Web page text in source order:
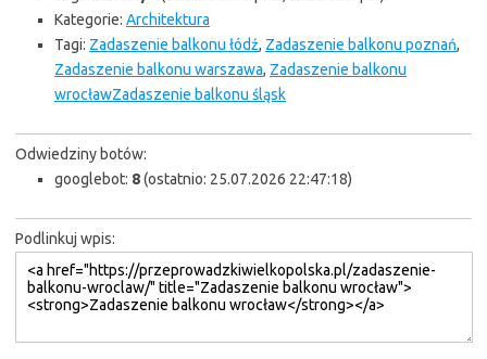
Kategorie: Architektura
Tagi: Zadaszenie balkonu łódź, Zadaszenie balkonu poznań,
Zadaszenie balkonu warszawa, Zadaszenie balkonu
wrocławZadaszenie balkonu śląsk
Odwiedziny botów:
googlebot: 8(ostatnio: 25.07.2026 22:47:18)
Podlinkuj wpis: